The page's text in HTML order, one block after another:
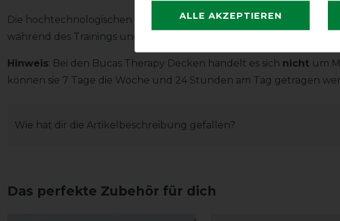
Die hochtechnologischen Decken der Bucas Therapy Serie sind
während des Trainings und des Wettkampfs zu unterstützen.
Hinweis: Bei den Bucas Therapy Decken handelt es sich nicht um
können sie 7 Tage die Woche und 24 Stunden am Tag getragen
Wie hat dir die Artikelbeschreibung gefallen?
Das perfekte Zubehör für dich
ALLE AKZEPTIEREN